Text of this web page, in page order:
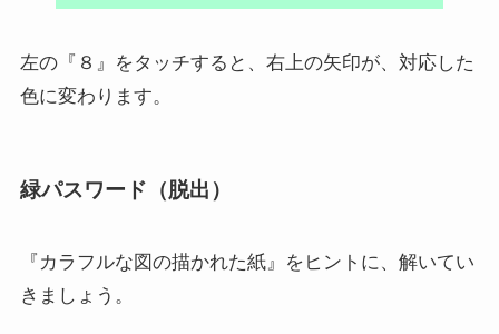
左の『８』をタッチすると、右上の矢印が、対応した
色に変わります。
緑パスワード（脱出）
『カラフルな図の描かれた紙』をヒントに、解いてい
きましょう。